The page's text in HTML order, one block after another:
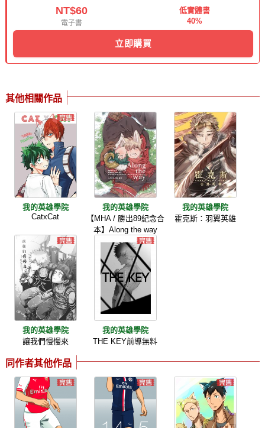
NT$60
電子書
低實體書
40%
立即購買
其他相關作品
我的英雄學院
CatxCat
我的英雄學院
【MHA / 勝出89紀念合
本】Along the way
我的英雄學院
霍克斯：羽翼英雄
我的英雄學院
讓我們慢慢來
我的英雄學院
THE KEY前導無料
同作者其他作品